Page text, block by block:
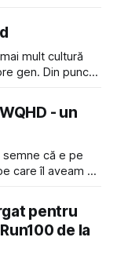
lei. Apoi am uitat
mult cultură
gen. Din punct
că una extrem
- un
că e pe
care îl aveam de
monitoare) dar
pentru
de la